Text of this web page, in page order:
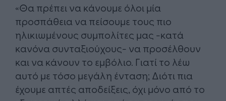
«Θα πρέπει να κάνουμε όλοι μία
προσπάθεια να πείσουμε τους πιο
ηλικιωμένους συμπολίτες μας -κατά
κανόνα συνταξιούχους- να προσέλθουν
και να κάνουν το εμβόλιο. Γιατί το λέω
αυτό με τόσο μεγάλη ένταση; Διότι πια
έχουμε απτές αποδείξεις, όχι μόνο από το